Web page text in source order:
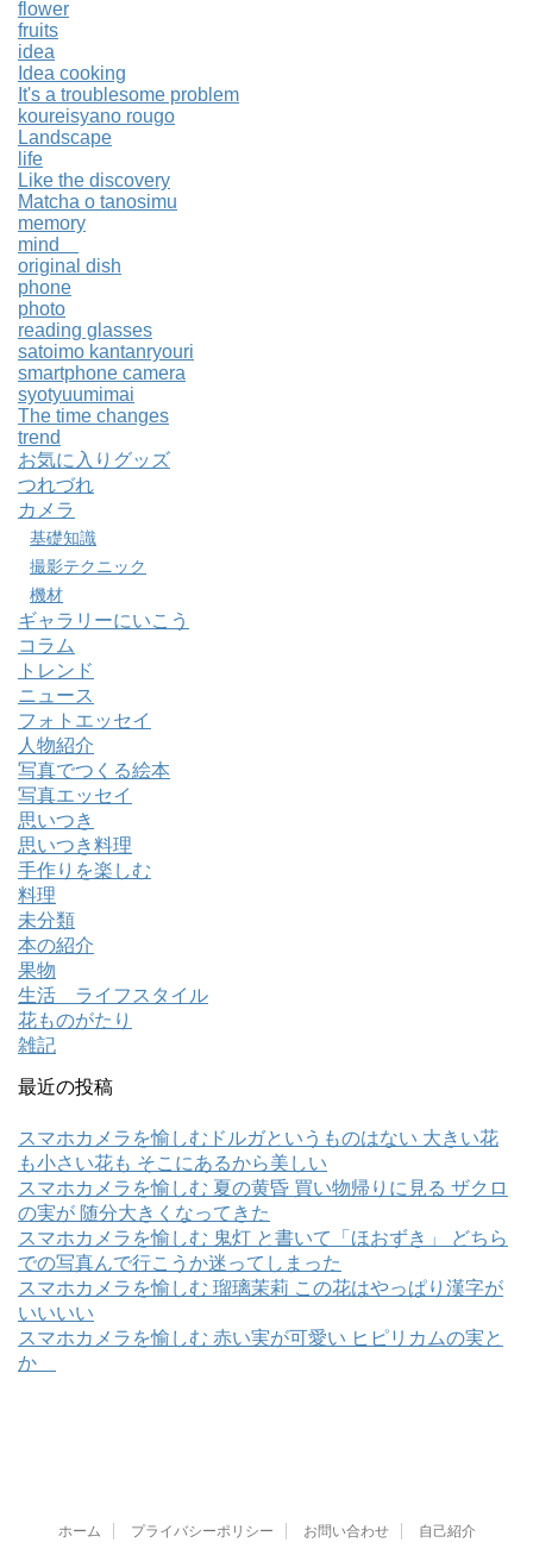
flower
fruits
idea
Idea cooking
It's a troublesome problem
koureisyano rougo
Landscape
life
Like the discovery
Matcha o tanosimu
memory
mind
original dish
phone
photo
reading glasses
satoimo kantanryouri
smartphone camera
syotyuumimai
The time changes
trend
お気に入りグッズ
つれづれ
カメラ
基礎知識
撮影テクニック
機材
ギャラリーにいこう
コラム
トレンド
ニュース
フォトエッセイ
人物紹介
写真でつくる絵本
写真エッセイ
思いつき
思いつき料理
手作りを楽しむ
料理
未分類
本の紹介
果物
生活 ライフスタイル
花ものがたり
雑記
最近の投稿
スマホカメラを愉しむドルガというものはない 大きい花
も小さい花も そこにあるから美しい
スマホカメラを愉しむ 夏の黄昏 買い物帰りに見る ザクロ
の実が 随分大きくなってきた
スマホカメラを愉しむ 鬼灯 と書いて「ほおずき」 どちら
での写真んで行こうか迷ってしまった
スマホカメラを愉しむ 瑠璃茉莉 この花はやっぱり漢字が
いいいい
スマホカメラを愉しむ 赤い実が可愛い ヒピリカムの実と
か
ホーム プライバシーポリシー お問い合わせ 自己紹介